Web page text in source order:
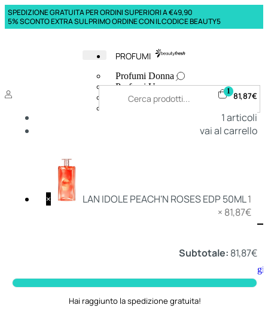
SPEDIZIONE GRATUITA PER ORDINI SUPERIORI A €49,90
5% SCONTO EXTRA SUL PRIMO ORDINE CON IL CODICE BEAUTY5
PROFUMI
Profumi Donna
Profumi Uomo
Deodoranti Donna
Aggiungi
al
1 81,87€
1articoli
vai al carrello
× LAN IDOLE PEACH'N ROSES EDP 50ML1
× 81,87€
Subtotale: 81,87€
Hai raggiunto la spedizione gratuita!